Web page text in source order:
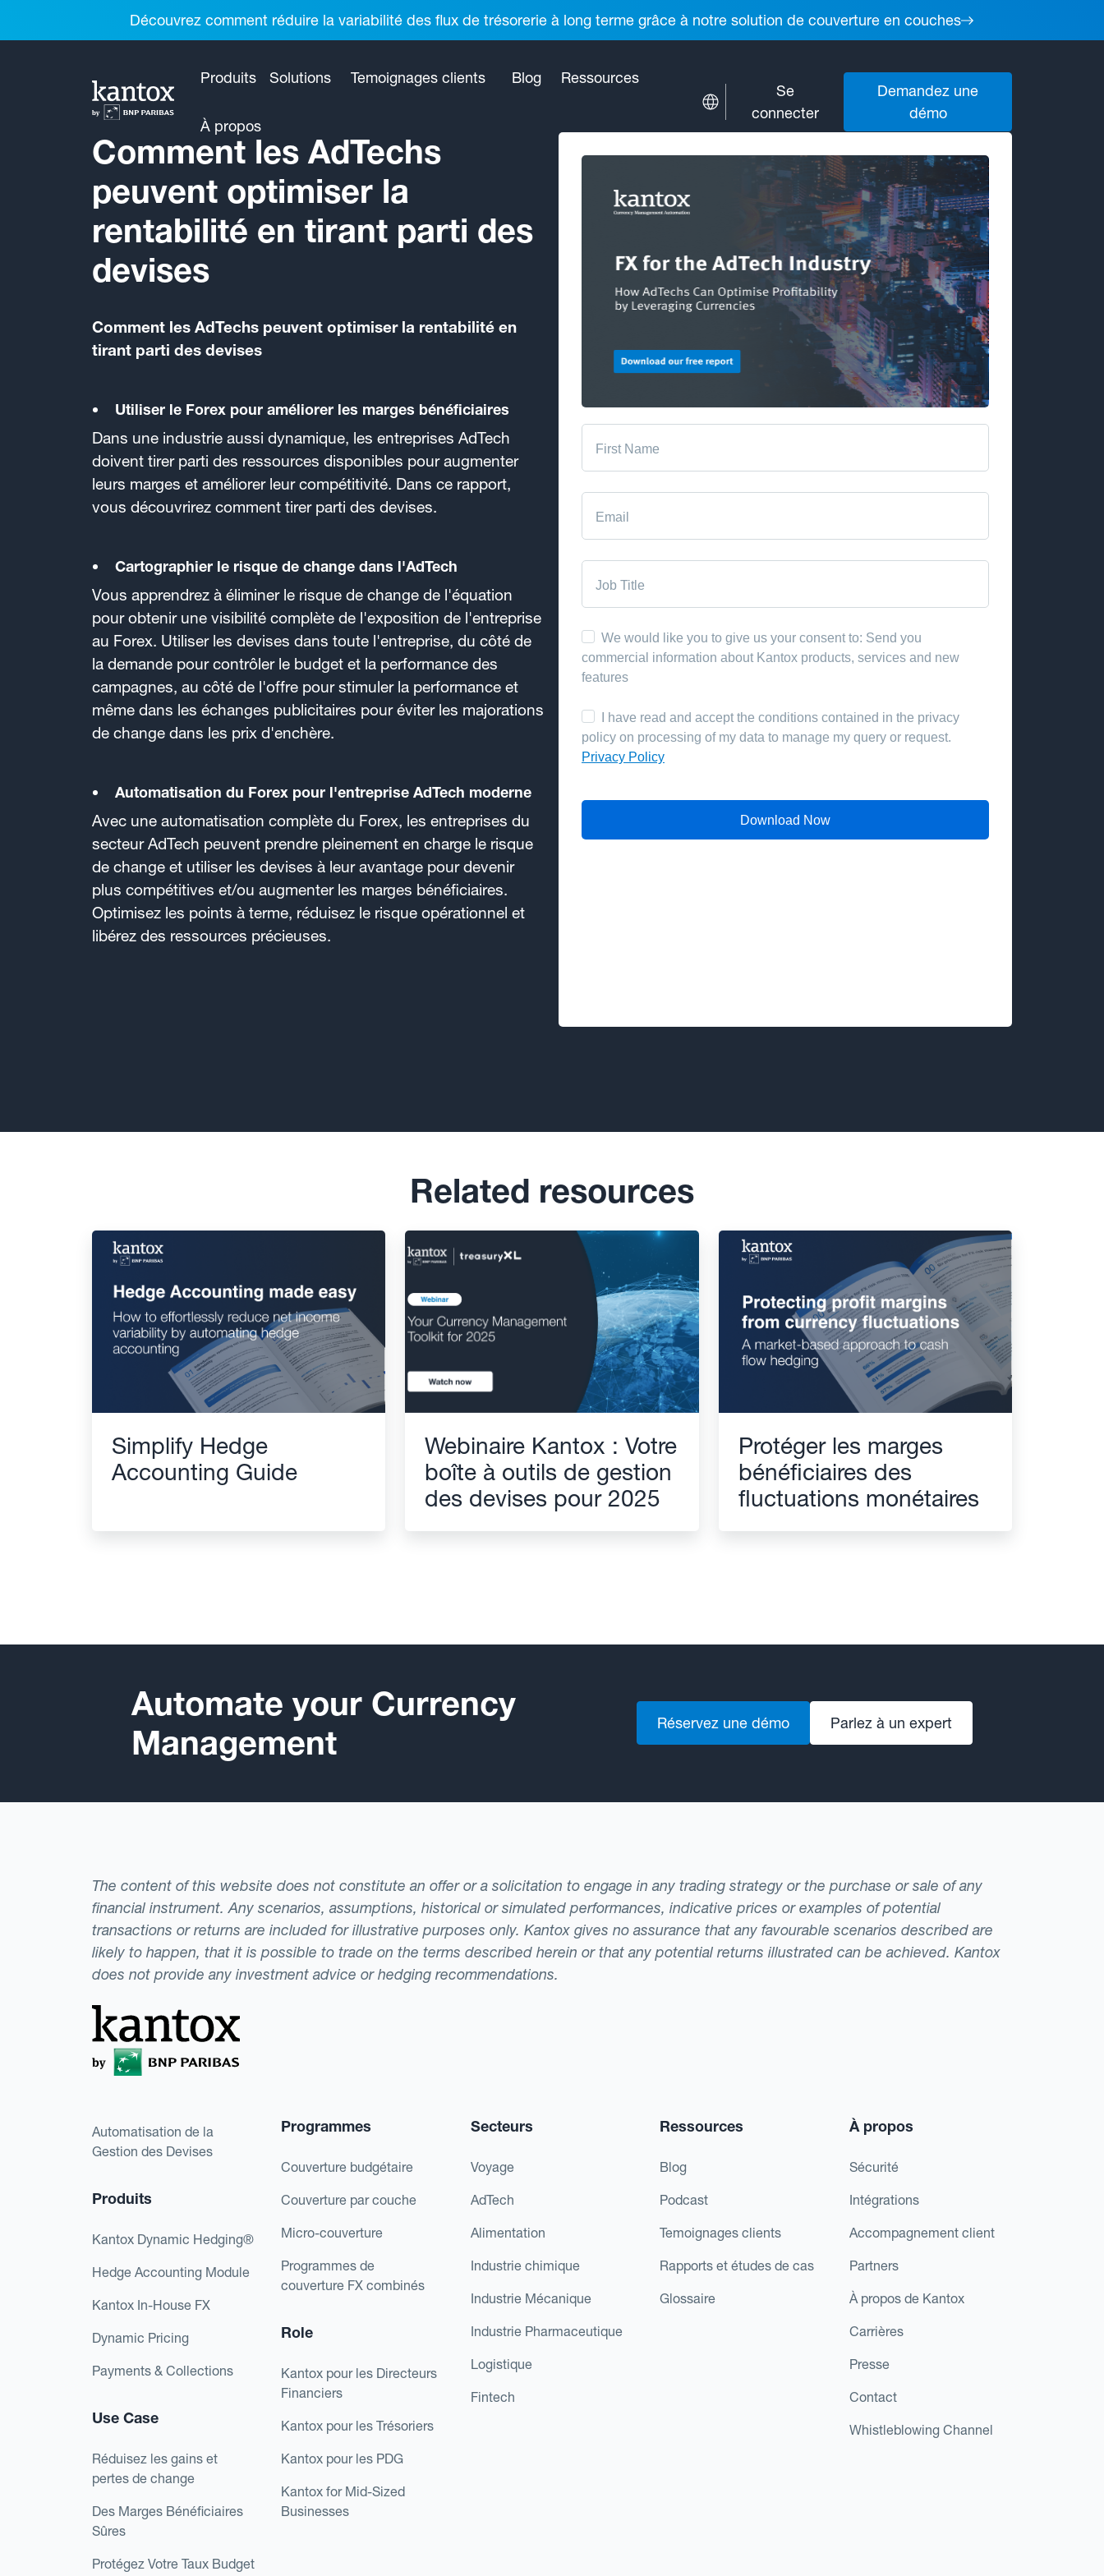
Découvrez comment réduire la variabilité des flux de trésorerie à long terme grâce à notre solution de couverture en couches
Produits Solutions Temoignages clients Blog Ressources
À propos
Se
connecter
Demandez une
démo
Comment les AdTechs
peuvent optimiser la
rentabilité en tirant parti des
devises
Comment les AdTechs peuvent optimiser la rentabilité en
tirant parti des devises
Utiliser le Forex pour améliorer les marges bénéficiaires
Dans une industrie aussi dynamique, les entreprises AdTech
doivent tirer parti des ressources disponibles pour augmenter
leurs marges et améliorer leur compétitivité. Dans ce rapport,
vous découvrirez comment tirer parti des devises.
Cartographier le risque de change dans l'AdTech
Vous apprendrez à éliminer le risque de change de l'équation
pour obtenir une visibilité complète de l'exposition de l'entreprise
au Forex. Utiliser les devises dans toute l'entreprise, du côté de
la demande pour contrôler le budget et la performance des
campagnes, au côté de l'offre pour stimuler la performance et
même dans les échanges publicitaires pour éviter les majorations
de change dans les prix d'enchère.
Automatisation du Forex pour l'entreprise AdTech moderne
Avec une automatisation complète du Forex, les entreprises du
secteur AdTech peuvent prendre pleinement en charge le risque
de change et utiliser les devises à leur avantage pour devenir
plus compétitives et/ou augmenter les marges bénéficiaires.
Optimisez les points à terme, réduisez le risque opérationnel et
libérez des ressources précieuses.
Related resources
Simplify Hedge
Accounting Guide
Webinaire Kantox : Votre
boîte à outils de gestion
des devises pour 2025
Protéger les marges
bénéficiaires des
fluctuations monétaires
Automate your Currency
Management
Réservez une démo Parlez à un expert
The content of this website does not constitute an offer or a solicitation to engage in any trading strategy or the purchase or sale of any
financial instrument. Any scenarios, assumptions, historical or simulated performances, indicative prices or examples of potential
transactions or returns are included for illustrative purposes only. Kantox gives no assurance that any favourable scenarios described are
likely to happen, that it is possible to trade on the terms described herein or that any potential returns illustrated can be achieved. Kantox
does not provide any investment advice or hedging recommendations.
Automatisation de la
Gestion des Devises
Produits
Kantox Dynamic Hedging®
Hedge Accounting Module
Kantox In-House FX
Dynamic Pricing
Payments & Collections
Use Case
Réduisez les gains et
pertes de change
Des Marges Bénéficiaires
Sûres
Protégez Votre Taux Budget
Programmes
Couverture budgétaire
Couverture par couche
Micro-couverture
Programmes de
couverture FX combinés
Role
Kantox pour les Directeurs
Financiers
Kantox pour les Trésoriers
Kantox pour les PDG
Kantox for Mid-Sized
Businesses
Secteurs
Voyage
AdTech
Alimentation
Industrie chimique
Industrie Mécanique
Industrie Pharmaceutique
Logistique
Fintech
Ressources
Blog
Podcast
Temoignages clients
Rapports et études de cas
Glossaire
À propos
Sécurité
Intégrations
Accompagnement client
Partners
À propos de Kantox
Carrières
Presse
Contact
Whistleblowing Channel